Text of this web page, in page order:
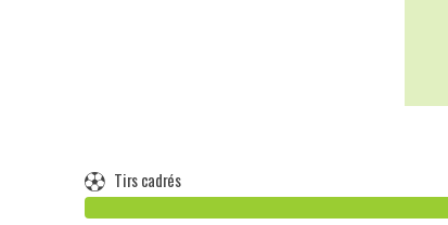
Tirs cadrés